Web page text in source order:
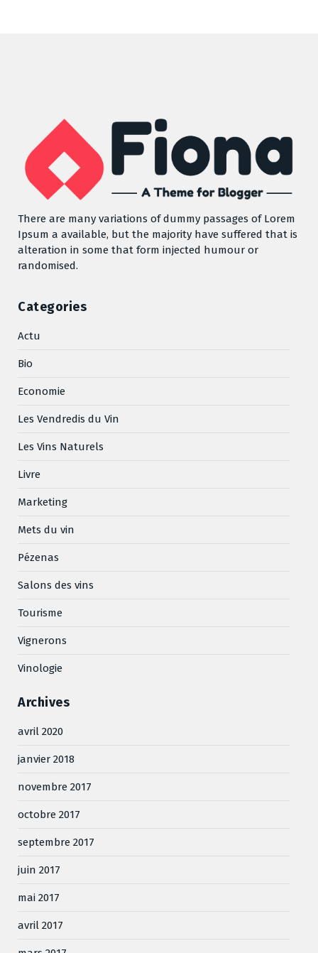
There are many variations of dummy passages of Lorem
Ipsum a available, but the majority have suffered that is
alteration in some that form injected humour or
randomised.
Categories
Actu
Bio
Economie
Les Vendredis du Vin
Les Vins Naturels
Livre
Marketing
Mets du vin
Pézenas
Salons des vins
Tourisme
Vignerons
Vinologie
Archives
avril 2020
janvier 2018
novembre 2017
octobre 2017
septembre 2017
juin 2017
mai 2017
avril 2017